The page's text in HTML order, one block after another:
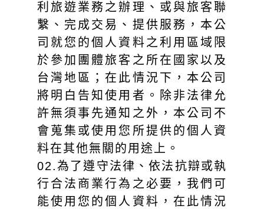
利旅遊業務之辦理、或與旅客聯
繫、完成交易、提供服務，本公
司就您的個人資料之利用區域限
於參加團體旅客之所在國家以及
台灣地區；在此情況下，本公司
將明白告知使用者。除非法律允
許無須事先通知之外，本公司不
會蒐集或使用您所提供的個人資
料在其他無關的用途上。
02.為了遵守法律、依法抗辯或執
行合法商業行為之必要，我們可
能使用您的個人資料，在此情況